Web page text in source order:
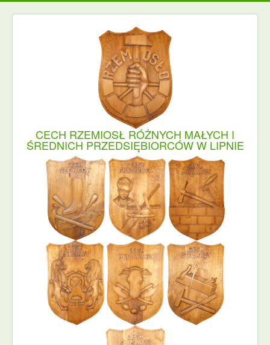
CECH RZEMIOSŁ RÓŻNYCH MAŁYCH I
ŚREDNICH PRZEDSIĘBIORCÓW W LIPNIE